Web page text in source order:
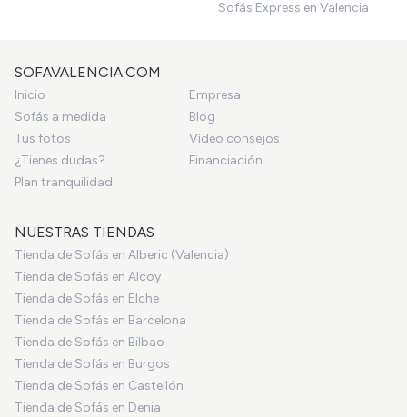
Sofás Express en Valencia
SOFAVALENCIA.COM
Inicio
Empresa
Sofás a medida
Blog
Tus fotos
Vídeo consejos
¿Tienes dudas?
Financiación
Plan tranquilidad
NUESTRAS TIENDAS
Tienda de Sofás en Alberic (Valencia)
Tienda de Sofás en Alcoy
Tienda de Sofás en Elche
Tienda de Sofás en Barcelona
Tienda de Sofás en Bilbao
Tienda de Sofás en Burgos
Tienda de Sofás en Castellón
Tienda de Sofás en Denia